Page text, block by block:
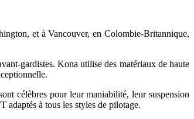
et à Vancouver, en Colombie-Britannique,
gardistes. Kona utilise des matériaux de haute
célèbres pour leur maniabilité, leur suspension
adaptés à tous les styles de pilotage.